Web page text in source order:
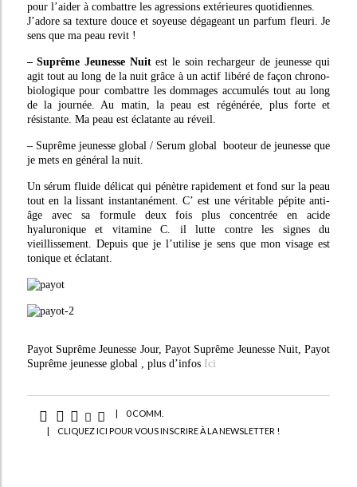
pour l’aider à combattre les agressions extérieures quotidiennes.
J’adore sa texture douce et soyeuse dégageant un parfum fleuri. Je
sens que ma peau revit !
– Suprême Jeunesse Nuitest le soin rechargeur de jeunesse qui
agit tout au long de la nuit grâce à un actif libéré de façon chrono-
biologique pour combattre les dommages accumulés tout au long
de la journée. Au matin, la peau est régénérée, plus forte et
résistante. Ma peau est éclatante au réveil.
– Suprême jeunesse global / Serum global booteur de jeunesse que
je mets en général la nuit.
Un sérum fluide délicat qui pénètre rapidement et fond sur la peau
tout en la lissant instantanément. C’ est une véritable pépite anti-
âge avec sa formule deux fois plus concentrée en acide
hyaluronique et vitamine C. il lutte contre les signes du
vieillissement. Depuis que je l’utilise je sens que mon visage est
tonique et éclatant.
Payot Suprême Jeunesse Jour, Payot Suprême Jeunesse Nuit, Payot
Suprême jeunesse global , plus d’infos Ici
|
0 COMM.
|
CLIQUEZ ICI POUR VOUS INSCRIRE À LA NEWSLETTER !